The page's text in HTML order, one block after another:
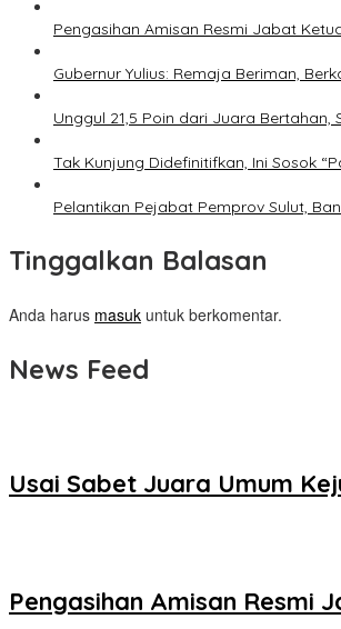
Pengasihan Amisan Resmi Jabat
Gubernur Yulius: Remaja Beriman,
Unggul 21,5 Poin dari Juara
Tak Kunjung Didefinitifkan, Ini Sosok
Pelantikan Pejabat Pemprov Sulut,
Tinggalkan Balasan
Anda harus masuk untuk berkomentar.
News Feed
Usai Sabet Juara Umum
Pengasihan Amisan Resmi